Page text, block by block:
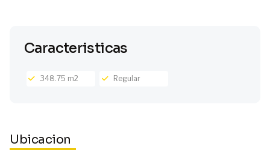
Caracteristicas
348.75 m2 Regular
Ubicacion